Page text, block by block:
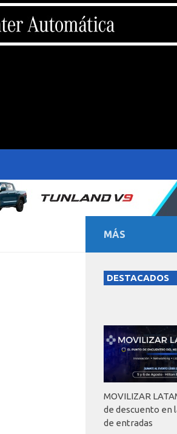
MÁS
DESTACADOS
MOVILIZAR
de descuento en
de entradas